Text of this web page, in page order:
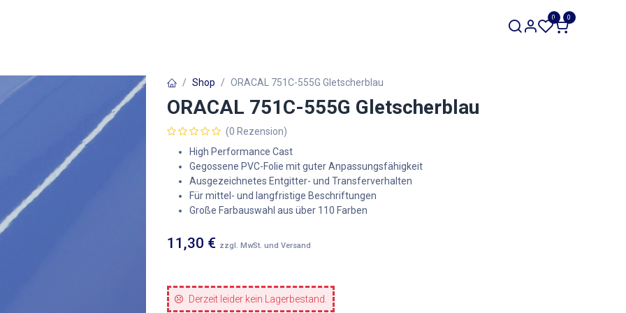
0 0
Shop ORACAL 751C-555G Gletscherblau
ORACAL 751C-555G Gletscherblau
(0 Rezension)
High Performance Cast
Gegossene PVC-Folie mit guter Anpassungsfähigkeit
Ausgezeichnetes Entgitter- und Transferverhalten
Für mittel- und langfristige Beschriftungen
Große Farbauswahl aus über 110 Farben
11,30 € zzgl. MwSt. und Versand
Derzeit leider kein Lagerbestand.